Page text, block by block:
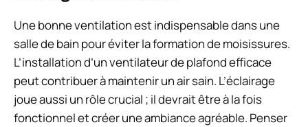
Une bonne ventilation est indispensable dans une
salle de bain pour éviter la formation de moisissures.
L’installation d’un ventilateur de plafond efficace
peut contribuer à maintenir un air sain. L’éclairage
joue aussi un rôle crucial ; il devrait être à la fois
fonctionnel et créer une ambiance agréable. Penser